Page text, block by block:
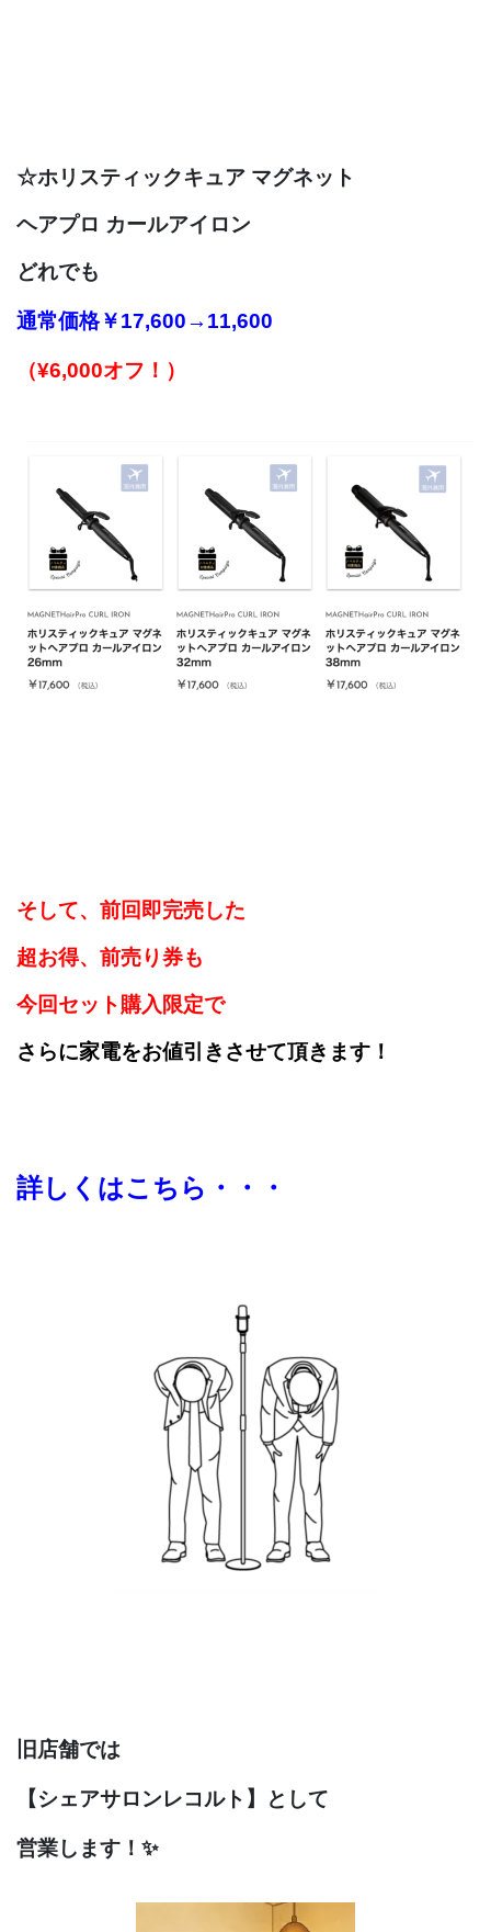
☆ホリスティックキュア マグネット
ヘアプロ カールアイロン
どれでも
通常価格￥17,600→11,600
（¥6,000オフ！）
そして、前回即完売した
超お得、前売り券も
今回セット購入限定で
さらに家電をお値引きさせて頂きます！
詳しくはこちら・・・
旧店舗では
【シェアサロンレコルト】として
営業します！✨